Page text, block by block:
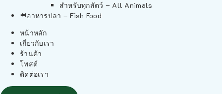
สำหรับทุกสัตว์ – All Animals
อาหารปลา – Fish Food
หน้าหลัก
เกี่ยวกับเรา
ร้านค้า
โพสต์
ติดต่อเรา